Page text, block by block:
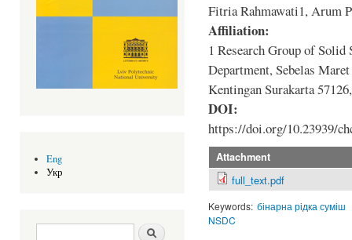
Eng
Укр
Search form Шукати
Fitria Rahmawati1, Arum
Affiliation:
1 Research Group of
Department, Sebelas
Kentingan Surakarta
DOI:
https://doi.org/10.23939/
Attachment
full_text.pdf
Keywords: бінарна рідка суміш
NSDC